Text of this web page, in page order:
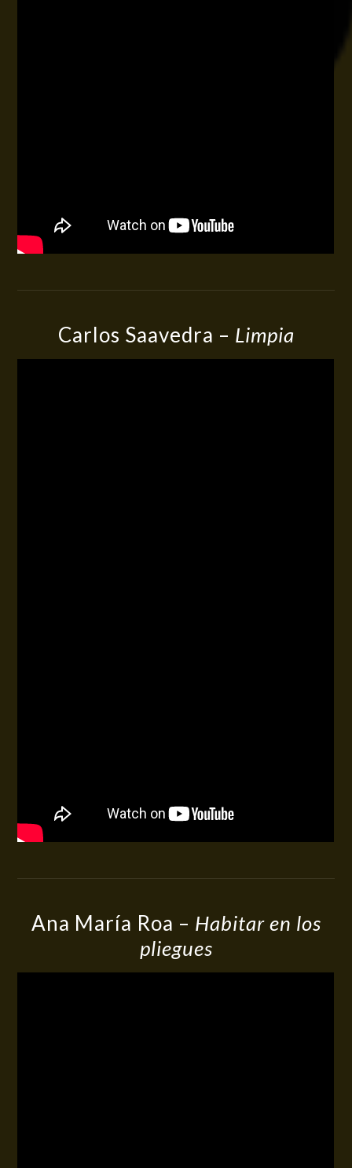
Carlos Saavedra – Limpia
Ana María Roa – Habitar en los
pliegues